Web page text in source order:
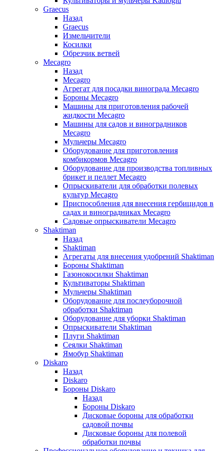
Graecus
Назад
Graecus
Измельчители
Косилки
Обрезчик ветвей
Mecagro
Назад
Mecagro
Агрегат для посадки винограда Mecagro
Бороны Mecagro
Машины для приготовления рабочей
жидкости Mecagro
Машины для садов и виноградников
Mecagro
Мульчеры Mecagro
Оборудование для приготовления
комбикормов Mecagro
Оборудование для производства топливных
брикет и пеллет Mecagro
Опрыскиватели для обработки полевых
культур Mecagro
Приспособления для внесения гербицидов в
садах и виноградниках Mecagro
Садовые опрыскиватели Mecagro
Shaktiman
Назад
Shaktiman
Агрегаты для внесения удобрений Shaktiman
Бороны Shaktiman
Газонокосилки Shaktiman
Культиваторы Shaktiman
Мульчеры Shaktiman
Оборудование для послеуборочной
обработки Shaktiman
Оборудование для уборки Shaktiman
Опрыскиватели Shaktiman
Плуги Shaktiman
Сеялки Shaktiman
Ямобур Shaktiman
Diskaro
Назад
Diskaro
Бороны Diskaro
Назад
Бороны Diskaro
Дисковые бороны для обработки
садовой почвы
Дисковые бороны для полевой
обработки почвы